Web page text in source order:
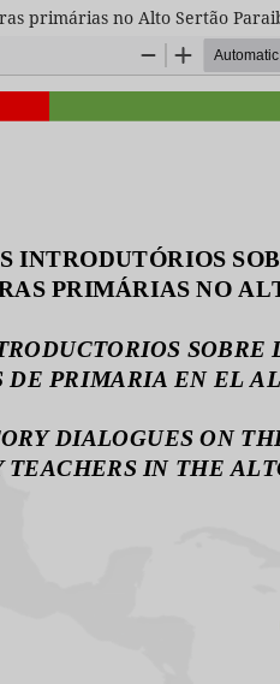
primárias no Alto Sertão